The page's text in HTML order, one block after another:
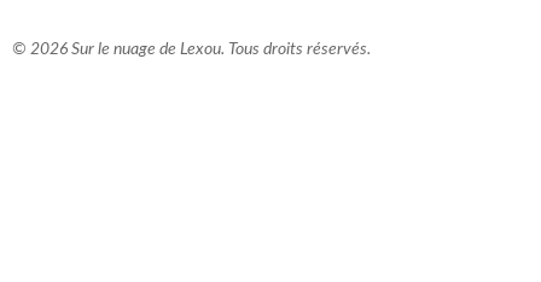
© 2026 Sur le nuage de Lexou. Tous droits réservés.